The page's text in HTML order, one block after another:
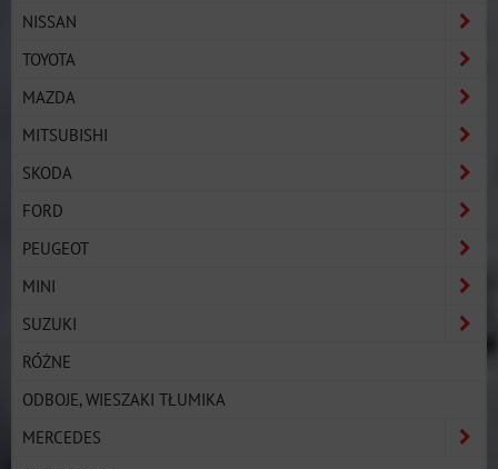
NISSAN
TOYOTA
MAZDA
MITSUBISHI
SKODA
FORD
PEUGEOT
MINI
SUZUKI
RÓŻNE
ODBOJE, WIESZAKI TŁUMIKA
MERCEDES